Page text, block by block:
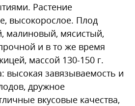
Растение
высокорослое. Плод
малиновый, мясистый,
и в то же время
массой 130-150 г.
высокая завязываемость и
дружное
вкусовые качества,